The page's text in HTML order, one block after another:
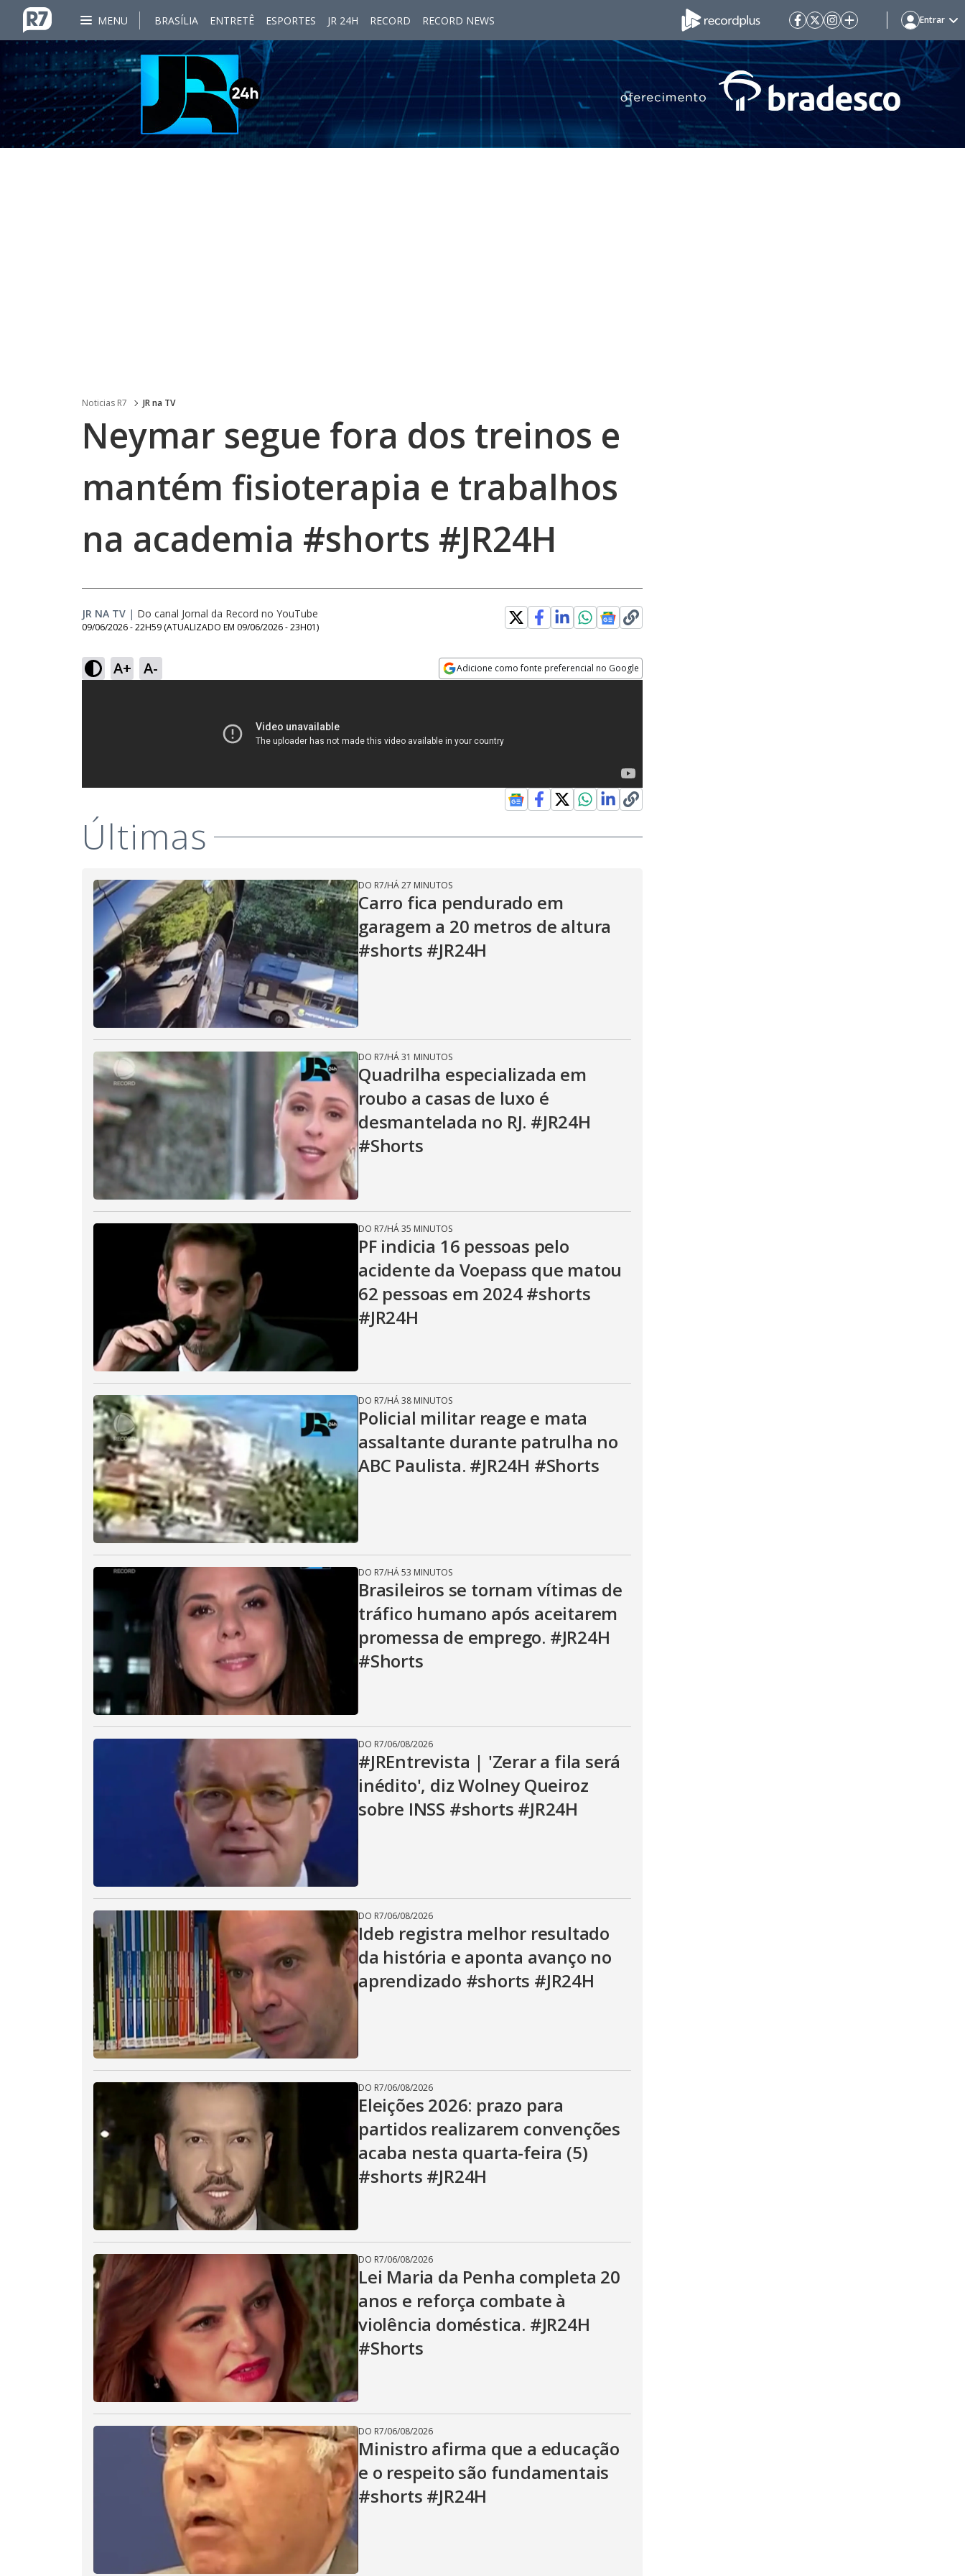
MENU BRASÍLIA ENTRETÊ ESPORTES JR 24H RECORD RECORD NEWS Entrar
Noticias R7 JR na TV
Neymar segue fora dos treinos e
mantém fisioterapia e trabalhos
na academia #shorts #JR24H
JR NA TV | Do canal Jornal da Record no YouTube
09/06/2026 - 22H59 (ATUALIZADO EM 09/06/2026 - 23H01)
A+ A- Adicione como fonte preferencial no Google
Últimas
DO R7/HÁ 27 MINUTOS
Carro fica pendurado em
garagem a 20 metros de altura
#shorts #JR24H
DO R7/HÁ 31 MINUTOS
Quadrilha especializada em
roubo a casas de luxo é
desmantelada no RJ. #JR24H
#Shorts
DO R7/HÁ 35 MINUTOS
PF indicia 16 pessoas pelo
acidente da Voepass que matou
62 pessoas em 2024 #shorts
#JR24H
DO R7/HÁ 38 MINUTOS
Policial militar reage e mata
assaltante durante patrulha no
ABC Paulista. #JR24H #Shorts
DO R7/HÁ 53 MINUTOS
Brasileiros se tornam vítimas de
tráfico humano após aceitarem
promessa de emprego. #JR24H
#Shorts
DO R7/06/08/2026
#JREntrevista | 'Zerar a fila será
inédito', diz Wolney Queiroz
sobre INSS #shorts #JR24H
DO R7/06/08/2026
Ideb registra melhor resultado
da história e aponta avanço no
aprendizado #shorts #JR24H
DO R7/06/08/2026
Eleições 2026: prazo para
partidos realizarem convenções
acaba nesta quarta-feira (5)
#shorts #JR24H
DO R7/06/08/2026
Lei Maria da Penha completa 20
anos e reforça combate à
violência doméstica. #JR24H
#Shorts
DO R7/06/08/2026
Ministro afirma que a educação
e o respeito são fundamentais
#shorts #JR24H